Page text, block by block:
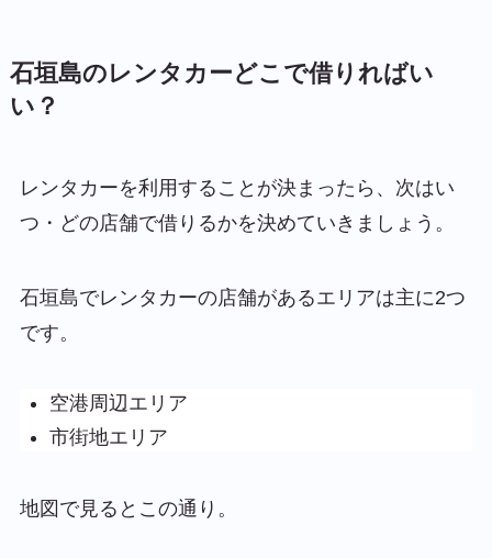
石垣島のレンタカーどこで借りればい
い？
レンタカーを利用することが決まったら、次はい
つ・どの店舗で借りるかを決めていきましょう。
石垣島でレンタカーの店舗があるエリアは主に2つ
です。
空港周辺エリア
市街地エリア
地図で見るとこの通り。